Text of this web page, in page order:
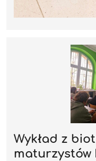
Wykład z
maturzystów